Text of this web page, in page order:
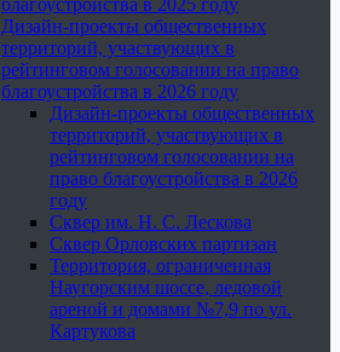
благоустройства в 2025 году
Дизайн-проекты общественных
территорий, участвующих в
рейтинговом голосовании на право
благоустройства в 2026 году
Дизайн-проекты общественных
территорий, участвующих в
рейтинговом голосовании на
право благоустройства в 2026
году
Сквер им. Н. С. Лескова
Сквер Орловских партизан
Территория, ограниченная
Наугорским шоссе, ледовой
ареной и домами №7,9 по ул.
Картукова